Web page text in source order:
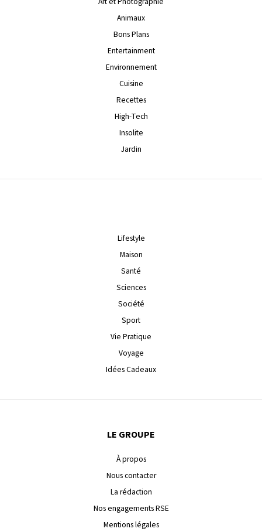
Animaux
Bons Plans
Entertainment
Environnement
Cuisine
Recettes
High-Tech
Insolite
Jardin
Lifestyle
Maison
Santé
Sciences
Société
Sport
Vie Pratique
Voyage
Idées Cadeaux
LE GROUPE
À propos
Nous contacter
La rédaction
Nos engagements RSE
Mentions légales